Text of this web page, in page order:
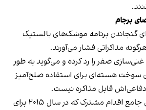
برجام
گنجاندن برنامه موشک‌های بالستیک
مذاکراتی فشار می‌آورند.
صفر را رد کرده و می‌گوید به طور
سوخت هسته‌ای برای استفاده صلح‌آمیز
دفاعی‌اش قابل مذاکره نیست.
برجام یا همان توافق جامع اقدام مشترک که در سال ۲۰۱۵ برای